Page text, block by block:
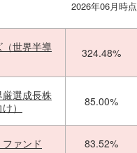
2026年06月時点
世界半導
324.48%
選成長株
）
85.00%
ァンド 83.52%